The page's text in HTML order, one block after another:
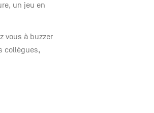
un jeu en
vous à buzzer
collègues,